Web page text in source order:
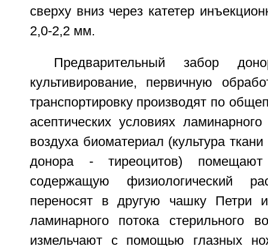
сверху вниз через катетер
2,0-2,2 мм.
Предварительный забор
культивирование, первичную
транспортировку производят по
асептических условиях
воздуха биоматериал (культура
донора - тиреоцитов)
содержащую физиологический
переносят в другую чашку Петри
ламинарного потока стерильного
измельчают с помощью глазных